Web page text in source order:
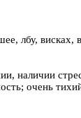
лбу, висках,
наличии
очень